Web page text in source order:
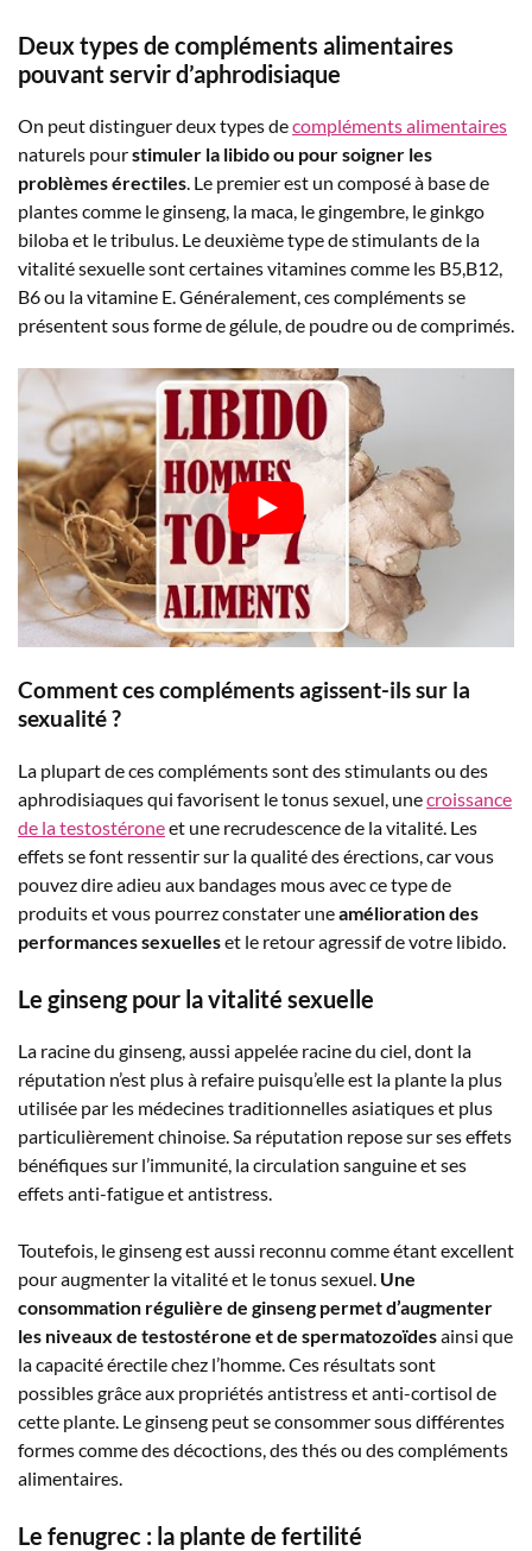
Deux types de compléments alimentaires
pouvant servir d’aphrodisiaque
On peut distinguer deux types decompléments alimentaires
naturels pourstimuler la libido ou pour soigner les
problèmes érectiles. Le premier est un composé à base de
plantes comme le ginseng, la maca, le gingembre, le ginkgo
biloba et le tribulus. Le deuxième type de stimulants de la
vitalité sexuelle sont certaines vitamines comme les B5,B12,
B6 ou la vitamine E. Généralement, ces compléments se
présentent sous forme de gélule, de poudre ou de comprimés.
Comment ces compléments agissent-ils sur la
sexualité ?
La plupart de ces compléments sont des stimulants ou des
aphrodisiaques qui favorisent le tonus sexuel, unecroissance
de la testostéroneet une recrudescence de la vitalité. Les
effets se font ressentir sur la qualité des érections, car vous
pouvez dire adieu aux bandages mous avec ce type de
produits et vous pourrez constater uneamélioration des
performances sexuelleset le retour agressif de votre libido.
Le ginseng pour la vitalité sexuelle
La racine du ginseng, aussi appelée racine du ciel, dont la
réputation n’est plus à refaire puisqu’elle est la plante la plus
utilisée par les médecines traditionnelles asiatiques et plus
particulièrement chinoise. Sa réputation repose sur ses effets
bénéfiques sur l’immunité, la circulation sanguine et ses
effets anti-fatigue et antistress.
Toutefois, le ginseng est aussi reconnu comme étant excellent
pour augmenter la vitalité et le tonus sexuel. Une
consommation régulière de ginseng permet d’augmenter
les niveaux de testostérone et de spermatozoïdesainsi que
la capacité érectile chez l’homme. Ces résultats sont
possibles grâce aux propriétés antistress et anti-cortisol de
cette plante. Le ginseng peut se consommer sous différentes
formes comme des décoctions, des thés ou des compléments
alimentaires.
Le fenugrec : la plante de fertilité